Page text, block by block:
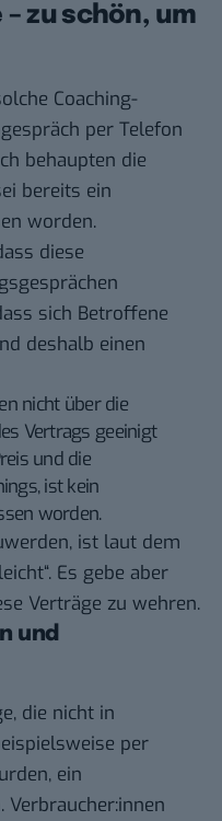
zu schön, um
Coaching-
per Telefon
behaupten die
bereits ein
worden.
diese
sich Betroffene
deshalb einen
nicht über die
Vertrags geeinigt
und die
ist kein
worden.
ist laut dem
Es gebe aber
Verträge zu wehren.
und
die nicht in
per
ein
Verbraucher:innen